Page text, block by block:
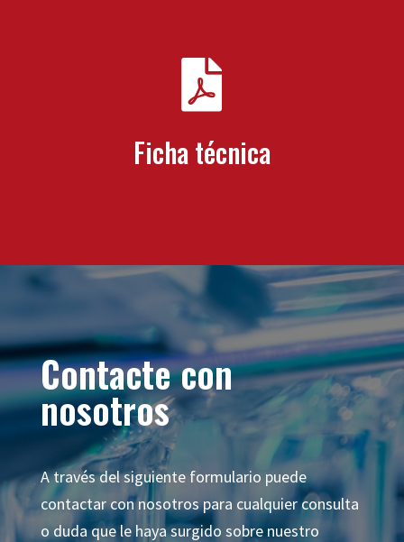

Ficha técnica
Contacte con
nosotros
A través del siguiente formulario puede
contactar con nosotros para cualquier consulta
o duda que le haya surgido sobre nuestro